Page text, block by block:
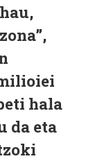
hala
da eta